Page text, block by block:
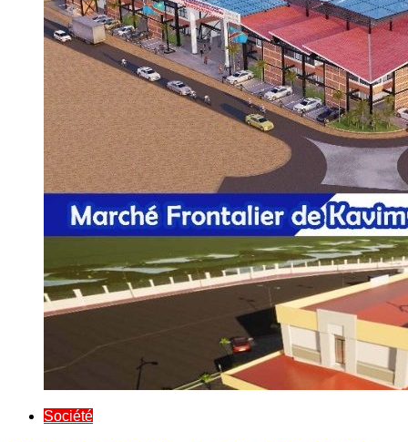
Société